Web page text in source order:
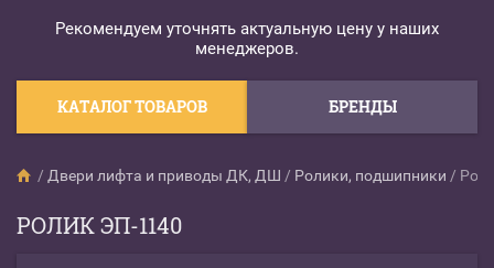
Рекомендуем уточнять актуальную цену у наших
менеджеров.
КАТАЛОГ ТОВАРОВ БРЕНДЫ
/ Двери лифта и приводы ДК, ДШ / Ролики, подшипники /
РОЛИК ЭП-1140